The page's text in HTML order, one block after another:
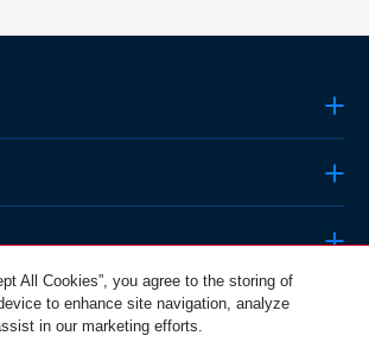
KWESTIES
All Cookies”, you agree to the storing of
to enhance site navigation, analyze
in our marketing efforts.